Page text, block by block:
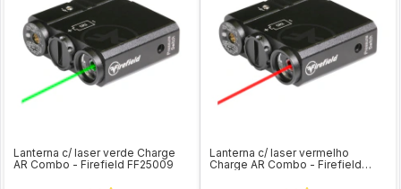
Lanterna c/ laser verde Charge
AR Combo - Firefield FF25009
Lanterna c/ laser vermelho
Charge AR Combo - Firefield